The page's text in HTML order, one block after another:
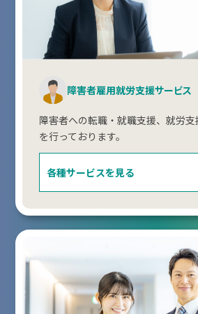
障害者雇用就労支援サービス
障害者への転職・就職支援、就労
を行っております。
各種サービスを見る